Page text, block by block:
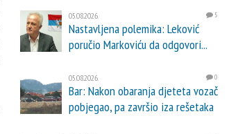
05.08.2026. 5
Nastavljena polemika: Leković
poručio Markoviću da odgovori...
05.08.2026. 0
Bar: Nakon obaranja djeteta vozač
pobjegao, pa završio iza rešetaka